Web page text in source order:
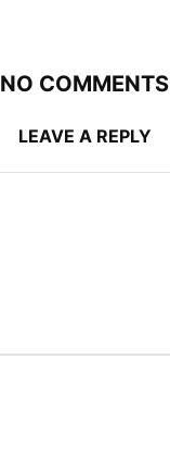
NO COMMENTS
LEAVE A REPLY